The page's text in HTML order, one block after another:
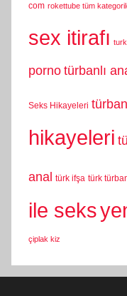
com rokettube tüm
sex itirafı
porno türbanlı
Seks Hikayeleri
hikayeleri
anal türk ifşa türk
ile seks
çiplak kiz